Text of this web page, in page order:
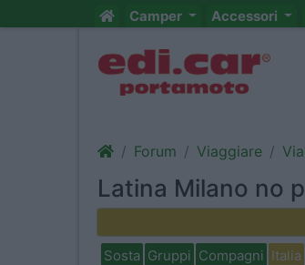
Camper Accessori
Forum Viaggiare
Latina Milano no
Sosta Gruppi Compagni Italia